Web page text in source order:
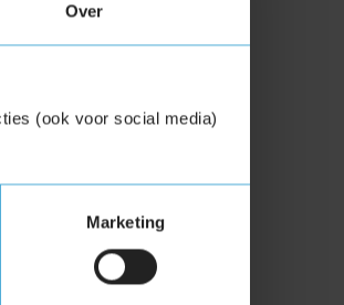
Over
(ook voor social media)
Marketing